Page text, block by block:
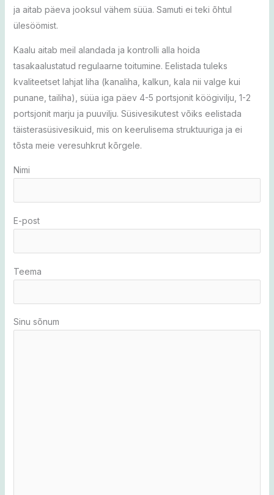
ja aitab päeva jooksul vähem süüa. Samuti ei teki õhtul
ülesöömist.
Kaalu aitab meil alandada ja kontrolli alla hoida
tasakaalustatud regulaarne toitumine. Eelistada tuleks
kvaliteetset lahjat liha (kanaliha, kalkun, kala nii valge kui
punane, tailiha), süüa iga päev 4-5 portsjonit köögivilju, 1-2
portsjonit marju ja puuvilju. Süsivesikutest võiks eelistada
täisterasüsivesikuid, mis on keerulisema struktuuriga ja ei
tõsta meie veresuhkrut kõrgele.
Nimi
E-post
Teema
Sinu sõnum